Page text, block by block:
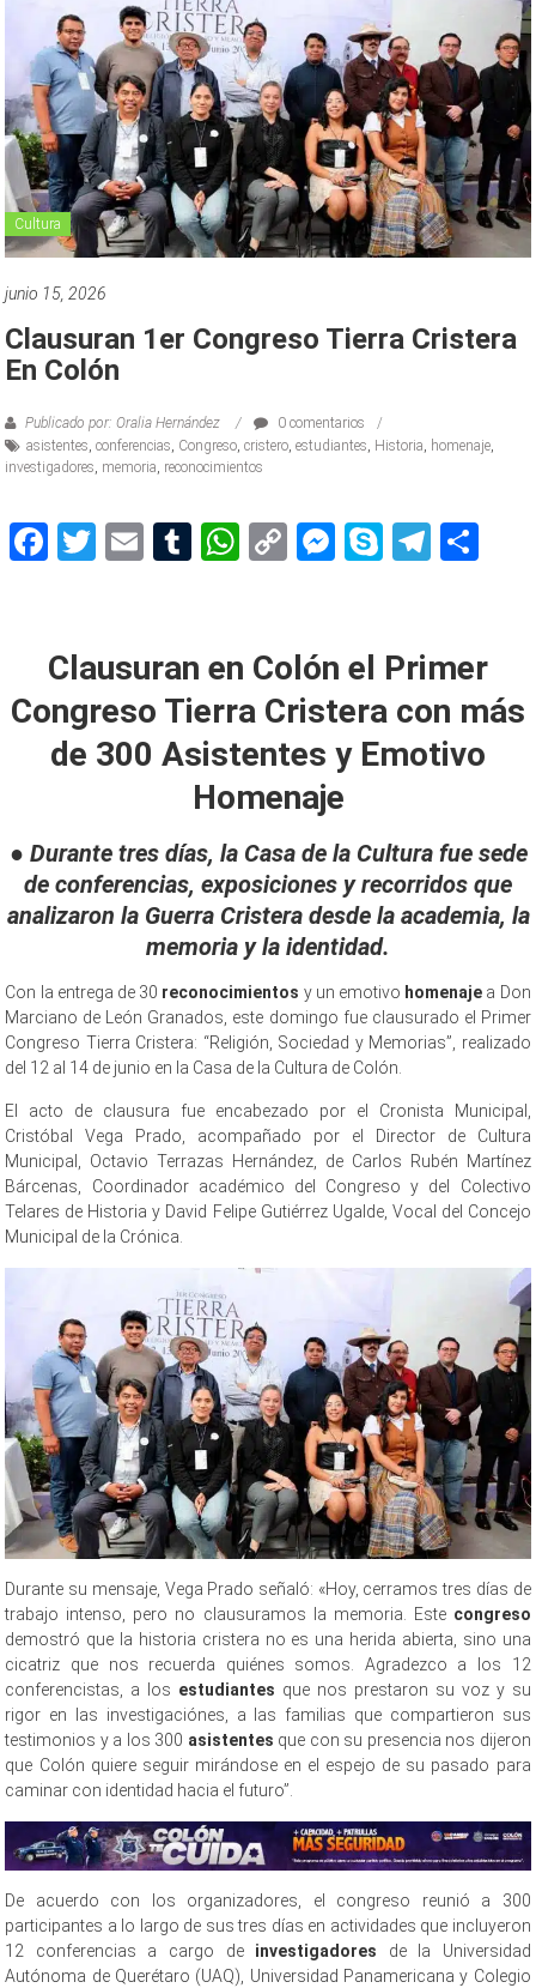
Cultura
junio 15, 2026
Clausuran 1er Congreso Tierra Cristera
En Colón
Publicado por: Oralia Hernández
0 comentarios
asistentes ,conferencias Congreso ,cristero ,estudiantes Historia homenaje
investigadores memoria reconocimientos
Facebook
Twitter
EmailTumblr
WhatsApp
CopyMessenger
Skype
Clausuran en Colón el Primer
Congreso Tierra Cristera con más
de 300 Asistentes y Emotivo
Homenaje
● Durante tres días, la Casa de la Cultura fue sede
de conferencias, exposiciones y recorridos que
analizaron la Guerra Cristera desde la academia, la
memoria y la identidad.
Con la entrega de 30 reconocimientos y un emotivo homenaje a Don
Marciano de León Granados, este domingo fue clausurado el Primer
Congreso Tierra Cristera: “Religión, Sociedad y Memorias”, realizado
del 12 al 14 de junio en la Casa de la Cultura de Colón.
El acto de clausura fue encabezado por el Cronista Municipal,
Cristóbal Vega Prado, acompañado por el Director de Cultura
Municipal, Octavio Terrazas Hernández, de Carlos Rubén Martínez
Bárcenas, Coordinador académico del Congreso y del Colectivo
Telares de Historia y David Felipe Gutiérrez Ugalde, Vocal del Concejo
Municipal de la Crónica.
Durante su mensaje, Vega Prado señaló: «Hoy, cerramos tres días de
trabajo intenso, pero no clausuramos la memoria. Este congreso
demostró que la historia cristera no es una herida abierta, sino una
cicatriz que nos recuerda quiénes somos. Agradezco a los 12
conferencistas, a los estudiantes que nos prestaron su voz y su
rigor en las investigaciónes, a las familias que compartieron sus
testimonios y a los 300 asistentes que con su presencia nos dijeron
que Colón quiere seguir mirándose en el espejo de su pasado para
caminar con identidad hacia el futuro”.
De acuerdo con los organizadores, el congreso reunió a 300
participantes a lo largo de sus tres días en actividades que incluyeron
12 conferencias a cargo de investigadores de la Universidad
Autónoma de Querétaro (UAQ), Universidad Panamericana y Colegio